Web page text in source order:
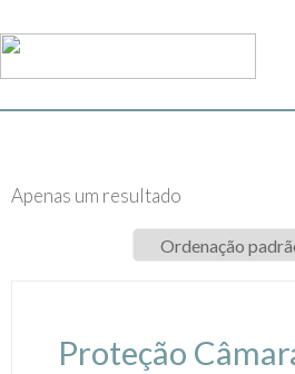
Apenas um resultado
Proteção